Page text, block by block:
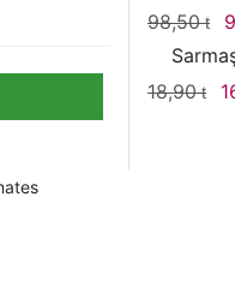
98,50
18,90